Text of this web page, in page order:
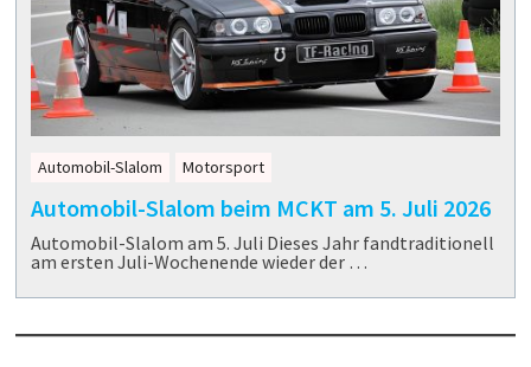
Automobil-Slalom Motorsport
Automobil-Slalom beim MCKT am 5. Juli 2026
Automobil-Slalom am 5. Juli Dieses Jahr fandtraditionell
am ersten Juli-Wochenende wieder der …